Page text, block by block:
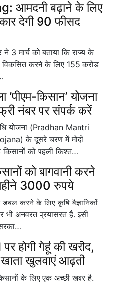
आमदनी बढ़ाने के लिए
देगी 90 फीसद
ने 3 मार्च को बताया कि राज्य के
विकसित करने के लिए 155 करोड
किसान’ योजना
नंबर पर संपर्क करें
योजना (Pradhan Mantri
के दूसरे चरण में मोदी
को पहली किश्त…
को बागवानी करने
3000 रुपये
करने के लिए कृषि वैज्ञानिकों
भी अनवरत प्रयासरत है. इसी
होगी गेहूं की खरीद,
खाता खुलवाएं आढ़ती
के लिए एक अच्छी खबर है.